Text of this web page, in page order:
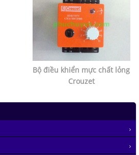
Bộ điều khiển mực chất lỏng
Crouzet